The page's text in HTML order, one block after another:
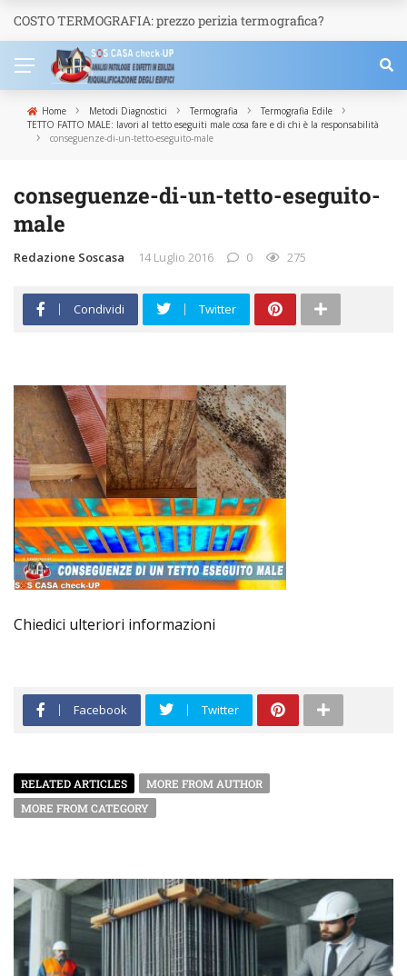
NEWS
COSTO TERMOGRAFIA: prezzo perizia termografica?
Home › Metodi Diagnostici › Termografia › Termografia Edile ›
TETTO FATTO MALE: lavori al tetto eseguiti male cosa fare e di chi è la responsabilità
› conseguenze-di-un-tetto-eseguito-male
conseguenze-di-un-tetto-eseguito-
male
Redazione Soscasa 14 Luglio 2016 0 275
Condividi Twitter
Chiedici ulteriori informazioni
Facebook Twitter
RELATED ARTICLES
MORE FROM AUTHOR
MORE FROM CATEGORY